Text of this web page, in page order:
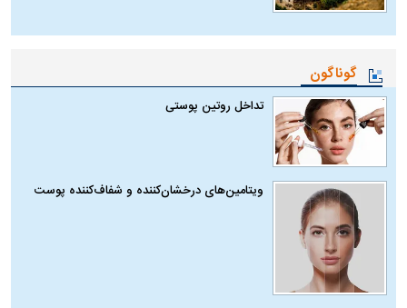
گوناگون
تداخل روتین پوستی
ویتامین‌های درخشان‌کننده و شفاف‌کننده پوست